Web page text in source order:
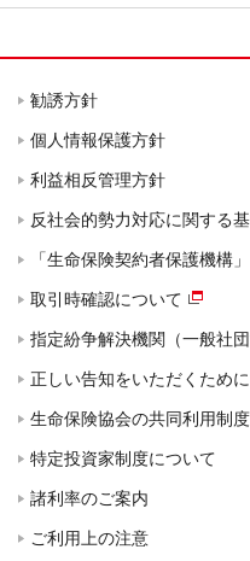
勧誘方針
個人情報保護方針
利益相反管理方針
反社会的勢力対応に関する
「生命保険契約者保護機構
取引時確認について
指定紛争解決機関（一般社
正しい告知をいただくために
生命保険協会の共同利用制
特定投資家制度について
諸利率のご案内
ご利用上の注意